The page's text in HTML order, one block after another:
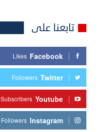
تابعنا على
Facebook
Likes
Twitter
Followers
Youtube
Subscribers
Instagram
Followers